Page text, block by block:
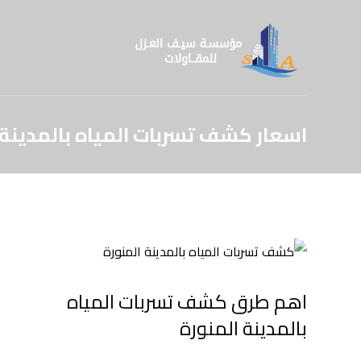
اسعار كشف تسربات المياه
اهم طرق كشف تسربات المياه
بالمدينة المنورة